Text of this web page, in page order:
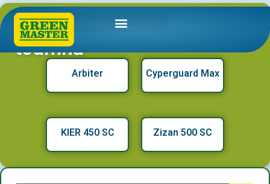
Detalii produse: Grâu de
toamnă
Arbiter Cyperguard Max
KIER 450 SC Zizan 500 SC